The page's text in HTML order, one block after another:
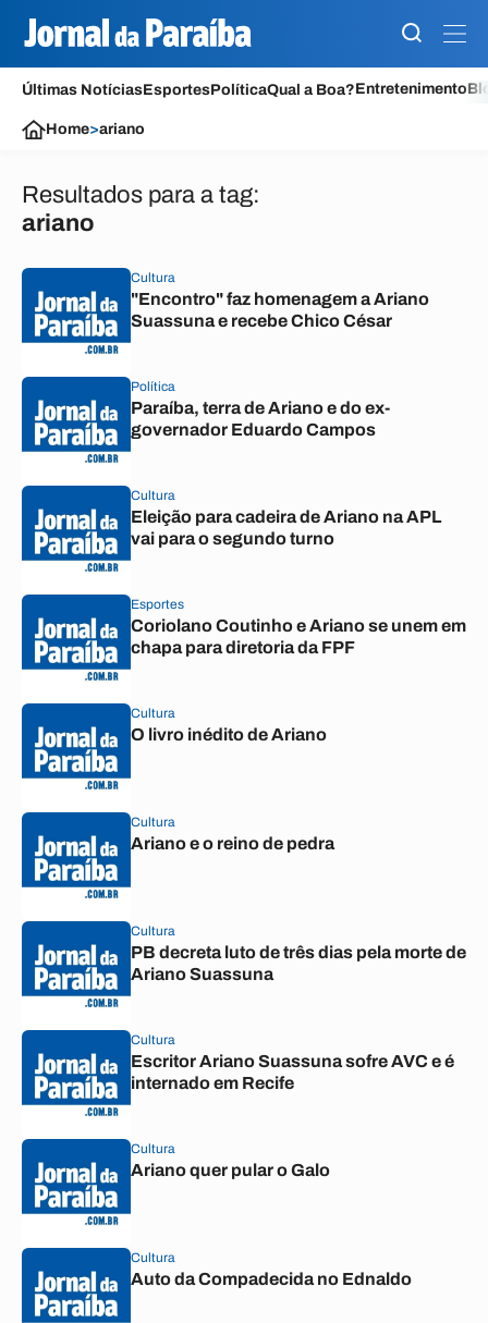
Últimas NotíciasEsportesPolíticaQual a Boa?Entretenimento
Home>ariano
Resultados para a tag:
ariano
Cultura
"Encontro" faz homenagem a Ariano
Suassuna e recebe Chico César
Política
Paraíba, terra de Ariano e do ex-
governador Eduardo Campos
Cultura
Eleição para cadeira de Ariano na APL
vai para o segundo turno
Esportes
Coriolano Coutinho e Ariano se unem em
chapa para diretoria da FPF
Cultura
O livro inédito de Ariano
Cultura
Ariano e o reino de pedra
Cultura
PB decreta luto de três dias pela morte de
Ariano Suassuna
Cultura
Escritor Ariano Suassuna sofre AVC e é
internado em Recife
Cultura
Ariano quer pular o Galo
Cultura
Auto da Compadecida no Ednaldo